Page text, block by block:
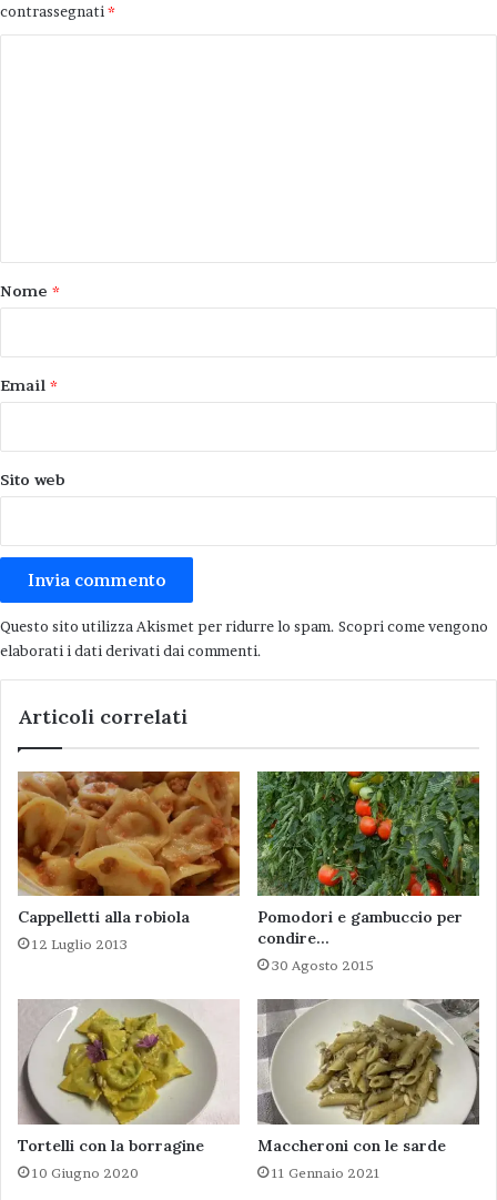
contrassegnati *
o
Nome *
Email *
Sito web
Questo sito utilizza Akismet per ridurre lo spam. Scopri come vengono
elaborati i dati derivati dai commenti.
Articoli correlati
Cappelletti alla robiola
12 Luglio 2013
Pomodori e gambuccio per
condire…
30 Agosto 2015
Tortelli con la borragine
10 Giugno 2020
Maccheroni con le sarde
11 Gennaio 2021